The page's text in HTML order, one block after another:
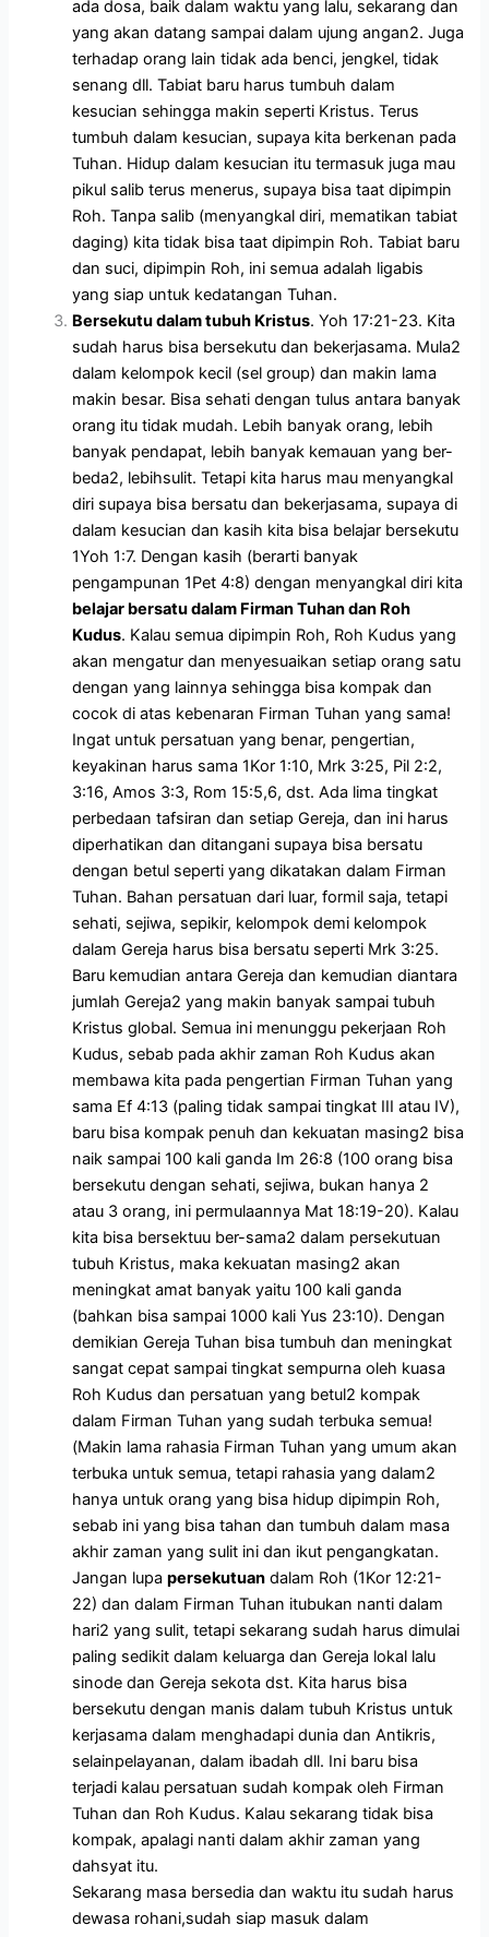
ada dosa, baik dalam waktu yang lalu, sekarang dan
yang akan datang sampai dalam ujung angan2. Juga
terhadap orang lain tidak ada benci, jengkel, tidak
senang dll.Tabiat baru harus tumbuh dalam
kesucian sehingga makin seperti Kristus. Terus
tumbuh dalam kesucian, supaya kita berkenan pada
Tuhan. Hidup dalam kesucian itu termasuk juga mau
pikul salib terus menerus, supaya bisa taat dipimpin
Roh. Tanpa salib (menyangkal diri, mematikan tabiat
daging) kita tidak bisa taat dipimpin Roh. Tabiat baru
dan suci, dipimpin Roh, ini semua adalah ligabis
yang siap untuk kedatangan Tuhan.
Bersekutu dalam tubuh Kristus. Yoh 17:21-23. Kita
sudah harus bisa bersekutu dan bekerjasama. Mula2
dalam kelompok kecil (sel group) dan makin lama
makin besar. Bisa sehati dengan tulus antara banyak
orang itu tidak mudah. Lebih banyak orang, lebih
banyak pendapat, lebih banyak kemauan yang ber-
beda2, lebihsulit. Tetapi kita harus mau menyangkal
diri supaya bisa bersatu dan bekerjasama, supaya di
dalam kesucian dan kasih kita bisa belajar bersekutu
1Yoh 1:7. Dengan kasih (berarti banyak
pengampunan 1Pet 4:8) dengan menyangkal diri kita
belajar bersatu dalam Firman Tuhan dan Roh
Kudus. Kalau semua dipimpin Roh, Roh Kudus yang
akan mengatur dan menyesuaikan setiap orang satu
dengan yang lainnya sehingga bisa kompak dan
cocok di atas kebenaran Firman Tuhan yang sama!
Ingat untuk persatuan yang benar, pengertian,
keyakinan harus sama 1Kor 1:10, Mrk 3:25, Pil 2:2,
3:16, Amos 3:3, Rom 15:5,6, dst. Ada lima tingkat
perbedaan tafsiran dan setiap Gereja, dan ini harus
diperhatikan dan ditangani supaya bisa bersatu
dengan betul seperti yang dikatakan dalam Firman
Tuhan. Bahan persatuan dari luar, formil saja, tetapi
sehati, sejiwa, sepikir, kelompok demi kelompok
dalam Gereja harus bisa bersatu seperti Mrk 3:25.
Baru kemudian antara Gereja dan kemudian diantara
jumlah Gereja2 yang makin banyak sampai tubuh
Kristus global. Semua ini menunggu pekerjaan Roh
Kudus, sebab pada akhir zaman Roh Kudus akan
membawa kita pada pengertian Firman Tuhan yang
sama Ef 4:13 (paling tidak sampai tingkat III atau IV),
baru bisa kompak penuh dan kekuatan masing2 bisa
naik sampai 100 kali ganda Im 26:8 (100 orang bisa
bersekutu dengan sehati, sejiwa, bukan hanya 2
atau 3 orang, ini permulaannya Mat 18:19-20). Kalau
kita bisa bersektuu ber-sama2 dalam persekutuan
tubuh Kristus, maka kekuatan masing2 akan
meningkat amat banyak yaitu 100 kali ganda
(bahkan bisa sampai 1000 kali Yus 23:10). Dengan
demikian Gereja Tuhan bisa tumbuh dan meningkat
sangat cepat sampai tingkat sempurna oleh kuasa
Roh Kudus dan persatuan yang betul2 kompak
dalam Firman Tuhan yang sudah terbuka semua!
(Makin lama rahasia Firman Tuhan yang umum akan
terbuka untuk semua, tetapi rahasia yang dalam2
hanya untuk orang yang bisa hidup dipimpin Roh,
sebab ini yang bisa tahan dan tumbuh dalam masa
akhir zaman yang sulit ini dan ikut pengangkatan.
Jangan lupapersekutuan dalam Roh (1Kor 12:21-
22) dan dalam Firman Tuhan itubukan nanti dalam
hari2 yang sulit, tetapi sekarang sudah harus dimulai
paling sedikit dalam keluarga dan Gereja lokal lalu
sinode dan Gereja sekota dst. Kita harus bisa
bersekutu dengan manis dalam tubuh Kristus untuk
kerjasama dalam menghadapi dunia dan Antikris,
selainpelayanan, dalam ibadah dll. Ini baru bisa
terjadi kalau persatuan sudah kompak oleh Firman
Tuhan dan Roh Kudus. Kalau sekarang tidak bisa
kompak, apalagi nanti dalam akhir zaman yang
dahsyat itu.
Sekarang masa bersedia dan waktu itu sudah harus
dewasa rohani,sudah siap masuk dalam